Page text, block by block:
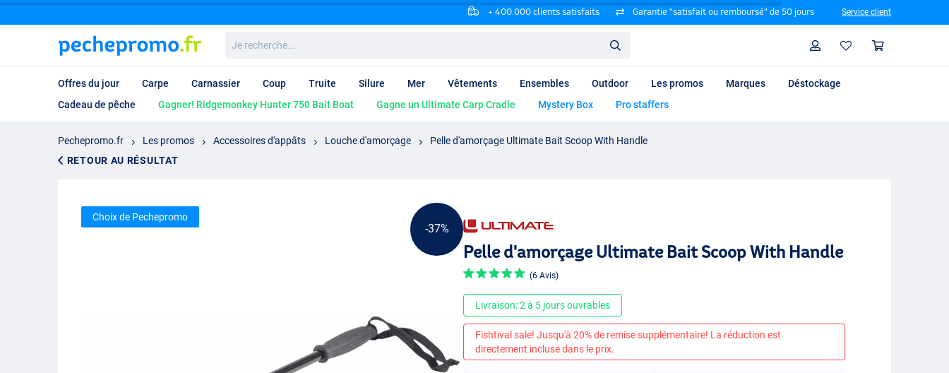
+ 400.000 clients satisfaits Garantie "satisfait ou remboursé" de 50 jours Service client
recherche...
Profil
Offres du jour Carpe Carnassier Coup Truite Silure Mer Vêtements Ensembles Outdoor Les promos Marques
Déstockage
Cadeau de pêche
Gagner! Ridgemonkey Hunter 750 Bait Boat Gagne un Ultimate Carp Cradle Mystery Box Pro staffers
Pechepromo.fr Les promos Accessoires d'appâts Louche d'amorçage
Pelle d'amorçage Ultimate Bait Scoop With Handle
RETOUR AU RÉSULTAT
-37%
Choix de Pechepromo
Pelle d'amorçage Ultimate Bait Scoop With Handle
(6 Avis)
Livraison: 2 à 5 jours ouvrables
Fishtival sale! Jusqu'à 20% de remise supplémentaire! La réduction est
directement incluse dans le prix.